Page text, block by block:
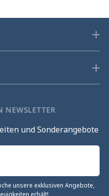
NEWSLETTER
und Sonderangebote
unsere exklusiven Angebote,